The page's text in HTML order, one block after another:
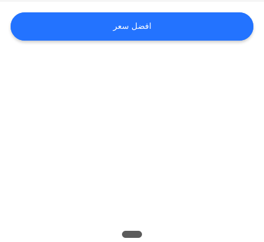
PRIVACY
افضل سعر